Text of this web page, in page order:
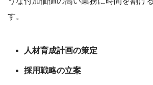
す。
人材育成計画の策定
採用戦略の立案